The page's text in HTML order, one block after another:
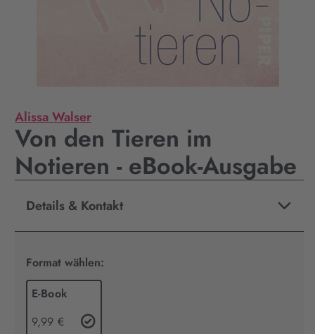
Alissa Walser
Von den Tieren im
Notieren - eBook-Ausgabe
Details & Kontakt
Format wählen:
E-Book
9,99 €